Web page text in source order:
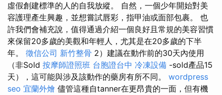
虛假創建標準的人的自我放縱。 自然，一個少年開始對美
容護理產生興趣，並想嘗試唇彩，指甲油或面部包裹。 也
許我們會補充說，值得通過介紹一個良好且常規的美容習慣
來保留20多歲的美觀和年輕人，尤其是在20多歲的下半
年。 徵信公司 新竹整骨 2）建議在動作前的30天內使用
（非Sold 按摩師證照班 台胞證台中 冷凍設備 -sold產品15
天），這可能與涉及該動作的藥房有所不同。 wordpress
seo 宜蘭外燴 儘管這種自tanner在更昂貴的一面，但有機